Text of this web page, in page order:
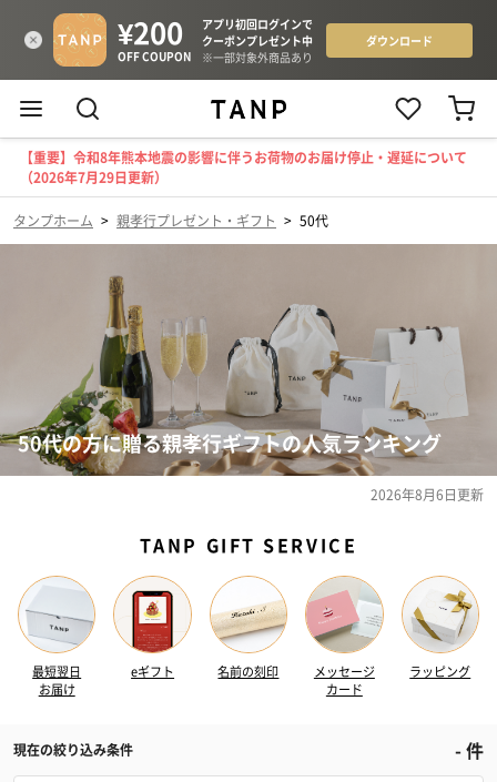
【重要】令和8年熊本地震の影響に伴うお荷物のお届け停止・遅延について
（2026年7月29日更新）
タンプホーム > 親孝行プレゼント・ギフト > 50代
50代の方に贈る親孝行ギフトの人気ランキング
2026年8月6日更新
TANP GIFT SERVICE
最短翌日
お届け
eギフト 名前の刻印
メッセージ
カード
ラッピング
現在の絞り込み条件 -件